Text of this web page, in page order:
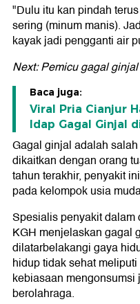
"Dulu itu kan pindah
sering (minum manis).
kayak jadi pengganti air
Next: Pemicu gagal
Baca juga:
Viral Pria Cianjur
Idap Gagal Ginjal
Gagal ginjal adalah
dikaitkan dengan orang
tahun terakhir, penyakit
pada kelompok usia
Spesialis penyakit dalam
KGH menjelaskan gagal
dilatarbelakangi gaya
hidup tidak sehat
kebiasaan
berolahraga.